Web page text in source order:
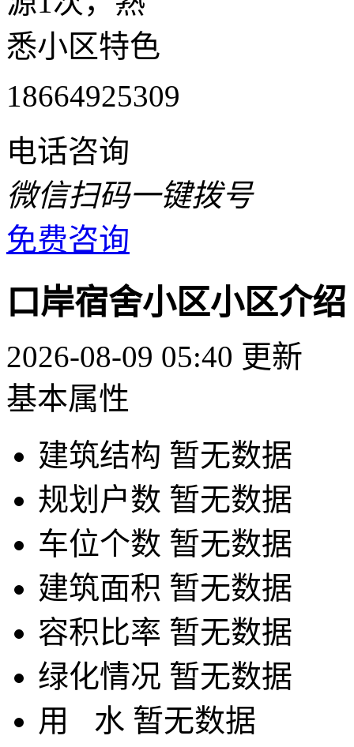
悉小区特色
18664925309
电话咨询
微信扫码一键拨号
免费咨询
口岸宿舍小区小区介绍
2026-08-09 05:40 更新
基本属性
建筑结构 暂无数据
规划户数 暂无数据
车位个数 暂无数据
建筑面积 暂无数据
容积比率 暂无数据
绿化情况 暂无数据
用 水 暂无数据